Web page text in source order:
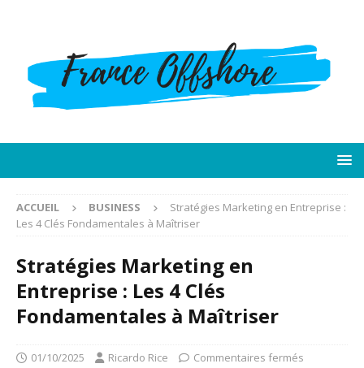
ACCUEIL BUSINESS
Stratégies Marketing en Entreprise :
Les 4 Clés Fondamentales à Maîtriser
Stratégies Marketing en
Entreprise : Les 4 Clés
Fondamentales à Maîtriser
01/10/2025 Ricardo Rice Commentaires fermés